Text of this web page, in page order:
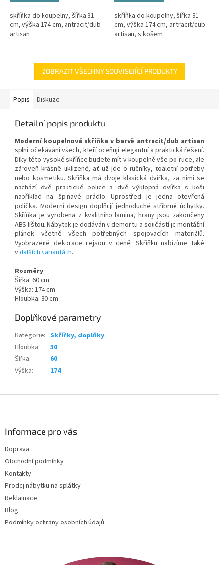
skříňka do koupelny, šířka 31
cm, výška 174 cm, antracit/dub
artisan
skříňka do koupelny, šířka 31
cm, výška 174 cm, antracit/dub
artisan, s košem
ZOBRAZIT VŠECHNY SOUVISEJÍCÍ PRODUKTY
Popis Diskuze
Detailní popis produktu
Moderní koupelnová skříňka v barvě antracit/dub artisan
splní očekávání všech, kteří oceňují elegantní a praktická řešení.
Díky této vysoké skříňce budete mít v koupelně vše po ruce, ale
zároveň krásně uklizené, ať už jde o ručníky, toaletní potřeby
nebo kosmetiku. Skříňka má dvoje klasická dvířka, za nimi se
nachází dvě praktické police a dvě výklopná dvířka s koši
například na špinavé prádlo. Uprostřed je jedna otevřená
polička. Moderní design doplňují jednoduché stříbrné úchytky.
Skříňka je vyrobena z kvalitního lamina, hrany jsou zakončeny
ABS lištou. Nábytek je dodáván v demontu a součástí je montážní
plánek včetně všech potřebných spojovacích materiálů.
Vyobrazené dekorace nejsou v ceně. Skříňku nabízíme také
vdalších variantách.
Rozměry:
Šířka: 60 cm
Výška: 174 cm
Hloubka: 30 cm
Doplňkové parametry
Kategorie: Skříňky, doplňky
Hloubka:
30
Šířka:
60
Výška: 174
Informace pro vás
Doprava
Obchodní podmínky
Kontakty
Prodej nábytku na splátky
Reklamace
Blog
Podmínky ochrany osobních údajů